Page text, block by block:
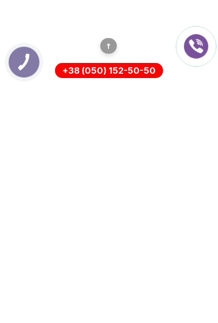
+38 (050) 152-50-50